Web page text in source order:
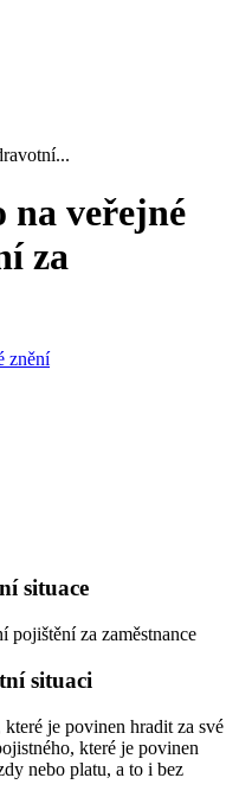
na veřejné
za
znění
situace
pojištění za zaměstnance
situaci
je povinen hradit za své
které je povinen
nebo platu, a to i bez